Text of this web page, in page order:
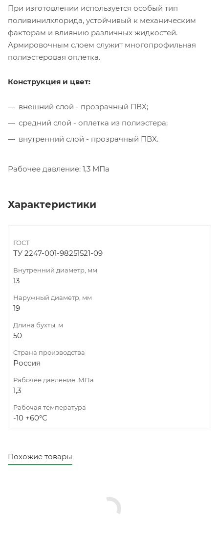
При изготовлении используется особый тип
поливинилхлорида, устойчивый к механическим
факторам и влиянию различных жидкостей.
Армировочным слоем служит многопрофильная
полиэстеровая оплетка.
Конструкция и цвет:
внешний слой - прозрачный ПВХ;
средний слой - оплетка из полиэстера;
внутренний слой - прозрачный ПВХ.
Рабочее давление: 1,3 МПа
Характеристики
ГОСТ
ТУ 2247-001-98251521-09
Внутренний диаметр, мм
13
Наружный диаметр, мм
19
Длина бухты, м
50
Страна производства
Россия
Рабочее давление, МПа
1,3
Рабочая температура
-10 +60°С
Похожие товары